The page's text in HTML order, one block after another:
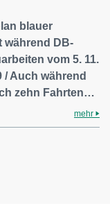
blauer
während DB-
vom 5. 11.
/ Auch während
zehn Fahrten…
mehr